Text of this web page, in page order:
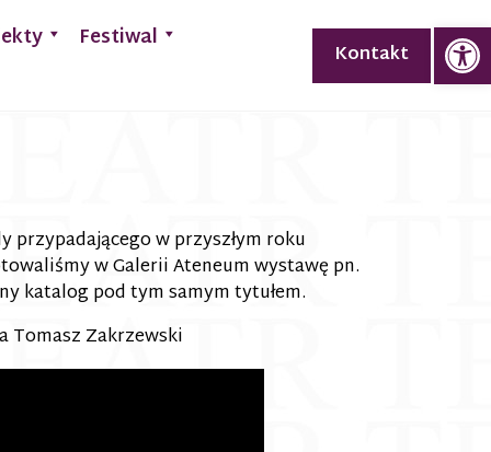
Festiwal
Kontakt
przypadającego w przyszłym roku
w Galerii Ateneum wystawę pn.
katalog pod tym samym tytułem.
Tomasz Zakrzewski